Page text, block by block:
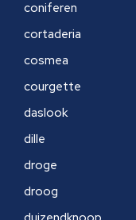
coniferen
cortaderia
cosmea
courgette
daslook
dille
droge
droog